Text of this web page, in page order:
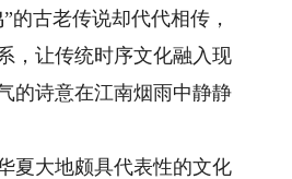
古老传说却代代相传，
，让传统时序文化融入现
的诗意在江南烟雨中静静
大地颇具代表性的文化